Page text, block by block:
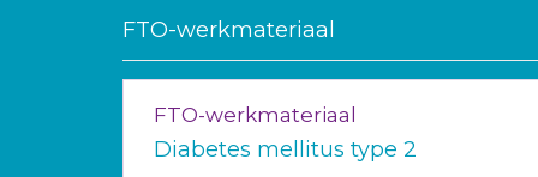
FTO-werkmateriaal
FTO-werkmateriaal
Diabetes mellitus type 2